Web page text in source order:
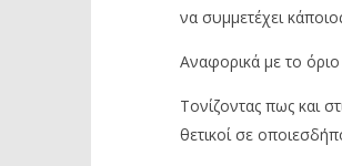
να συμμετέχει
Αναφορικά με το όριο
Τονίζοντας πως και
θετικοί σε